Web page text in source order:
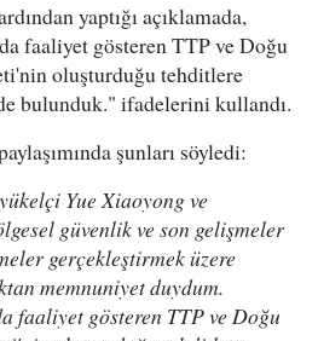
yaptığı açıklamada,
faaliyet gösteren TTP ve Doğu
oluşturduğu tehditlere
bulunduk." ifadelerini kullandı.
şunları söyledi:
Yue Xiaoyong ve
güvenlik ve son gelişmeler
gerçekleştirmek üzere
memnuniyet duydum.
faaliyet gösteren TTP ve Doğu